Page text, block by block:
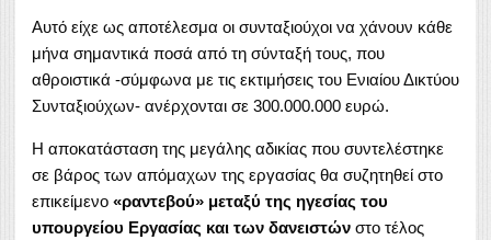
Αυτό είχε ως αποτέλεσμα οι συνταξιούχοι να χάνουν κάθε
μήνα σημαντικά ποσά από τη σύνταξή τους, που
αθροιστικά -σύμφωνα με τις εκτιμήσεις του Ενιαίου Δικτύου
Συνταξιούχων- ανέρχονται σε 300.000.000 ευρώ.
Η αποκατάσταση της μεγάλης αδικίας που συντελέστηκε
σε βάρος των απόμαχων της εργασίας θα συζητηθεί στο
επικείμενο «ραντεβού» μεταξύ της ηγεσίας του
υπουργείου Εργασίας και των δανειστών στο τέλος